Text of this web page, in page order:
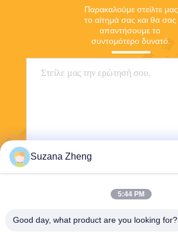
Παρακαλούμε στείλτε μας
το αίτημά σας και θα σας
απαντήσουμε το
συντομότερο δυνατό.
Suzana Zheng
5:44 PM
Good day, what product are you looking for?